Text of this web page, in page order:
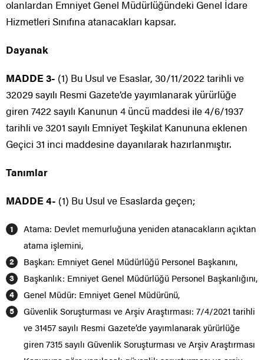
olanlardan Emniyet Genel Müdürlüğündeki Genel İdare
Hizmetleri Sınıfına atanacakları kapsar.
Dayanak
MADDE 3- (1) Bu Usul ve Esaslar, 30/11/2022 tarihli ve
32029 sayılı Resmi Gazete’de yayımlanarak yürürlüğe
giren 7422 sayılı Kanunun 4 üncü maddesi ile 4/6/1937
tarihli ve 3201 sayılı Emniyet Teşkilat Kanununa eklenen
Geçici 31 inci maddesine dayanılarak hazırlanmıştır.
Tanımlar
MADDE 4- (1) Bu Usul ve Esaslarda geçen;
Atama: Devlet memurluğuna yeniden atanacakların açıktan
atama işlemini,
Başkan: Emniyet Genel Müdürlüğü Personel Başkanını,
Başkanlık: Emniyet Genel Müdürlüğü Personel Başkanlığını,
Genel Müdür: Emniyet Genel Müdürünü,
Güvenlik Soruşturması ve Arşiv Araştırması: 7/4/2021 tarihli
ve 31457 sayılı Resmi Gazete’de yayımlanarak yürürlüğe
giren 7315 sayılı Güvenlik Soruşturması ve Arşiv Araştırması